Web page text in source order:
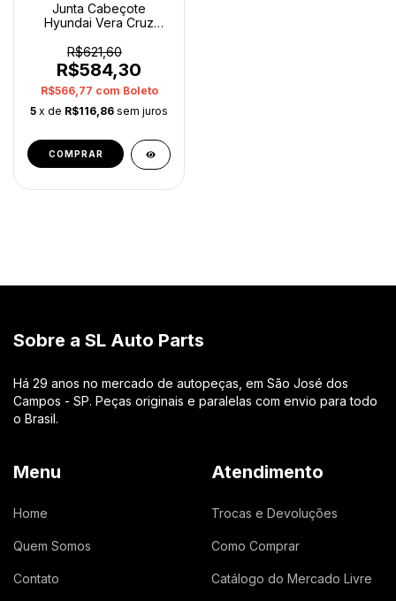
Junta Cabeçote
Hyundai Vera Cruz
Original
R$621,60
R$584,30
R$566,77 com Boleto
5 x de R$116,86 sem juros
Sobre a SL Auto Parts
Há 29 anos no mercado de autopeças, em São José dos
Campos - SP. Peças originais e paralelas com envio para todo
o Brasil.
Menu
Home
Quem Somos
Contato
Atendimento
Trocas e Devoluções
Como Comprar
Catálogo do Mercado Livre